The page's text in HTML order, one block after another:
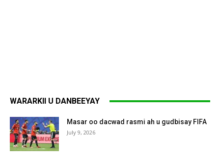
WARARKII U DANBEEYAY
Masar oo dacwad rasmi ah u gudbisay FIFA
July 9, 2026